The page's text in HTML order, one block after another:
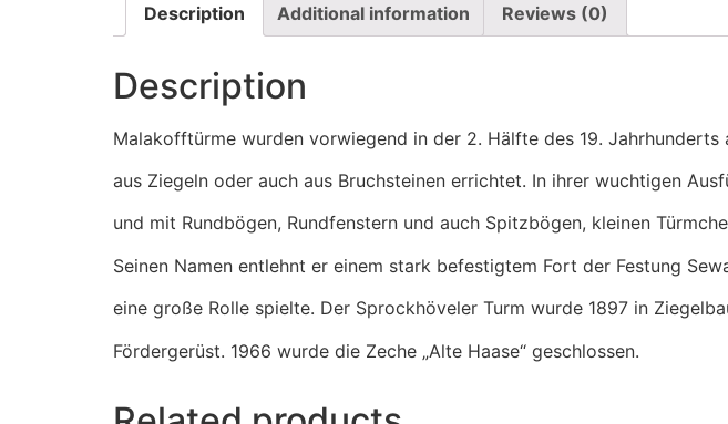
Description Additional information Reviews (0)
Description
Malakofftürme wurden vorwiegend in der 2. Hälfte des 19.
aus Ziegeln oder auch aus Bruchsteinen errichtet. In ihrer wuchtigen
und mit Rundbögen, Rundfenstern und auch Spitzbögen, kleinen
Seinen Namen entlehnt er einem stark befestigtem Fort der Festung
eine große Rolle spielte. Der Sprockhöveler Turm wurde 1897 in
Fördergerüst. 1966 wurde die Zeche „Alte Haase“ geschlossen.